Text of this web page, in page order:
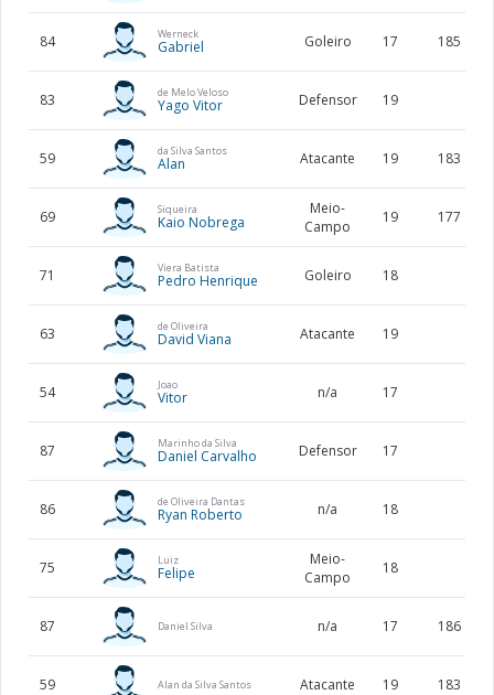
84 Werneck
Gabriel Goleiro 17 185
83 de Melo Veloso
Yago Vitor Defensor 19
59 da Silva Santos
Alan Atacante 19 183
69 Siqueira
Kaio Nobrega
Meio-
Campo
19 177
71 Viera Batista
Pedro Henrique Goleiro 18
63 de Oliveira
David Viana Atacante 19
54 Joao
Vitor n/a 17
87 Marinho da Silva
Daniel Carvalho Defensor 17
86 de Oliveira Dantas
Ryan Roberto n/a 18
75 Luiz
Felipe
Meio-
Campo
18
87 Daniel Silva n/a 17 186
59 Alan da Silva Santos Atacante 19 183